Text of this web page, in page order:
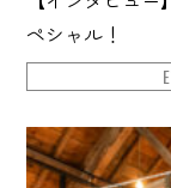
ペシャル！